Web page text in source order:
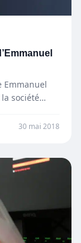
Emmanuel
société
30 mai 2018